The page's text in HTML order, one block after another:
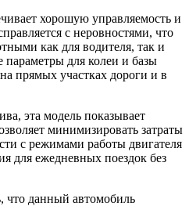
хорошую управляемость и
с неровностями, что
как для водителя, так и
для колеи и базы
прямых участках дороги и в
эта модель показывает
минимизировать затраты
с режимами работы двигателя
для ежедневных поездок без
что данный автомобиль